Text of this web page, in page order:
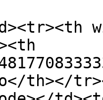
th></